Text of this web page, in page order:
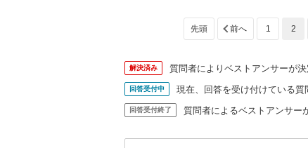
1 2
解決済み 質問者によりベストアンサーが決
回答受付中 現在、回答を受け付けている質
回答受付終了 質問者によるベストアンサー